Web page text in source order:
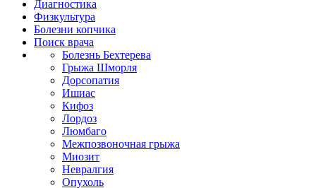
Диагностика
Физкультура
Болезни копчика
Поиск врача
Болезнь Бехтерева
Грыжа Шморля
Дорсопатия
Ишиас
Кифоз
Лордоз
Люмбаго
Межпозвоночная грыжа
Миозит
Невралгия
Опухоль